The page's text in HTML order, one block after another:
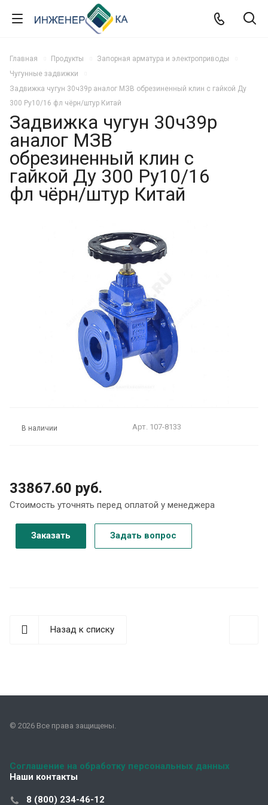
Главная Продукты
Запорная арматура и электроприводы
Чугунные задвижки
Задвижка чугун 30ч39р аналог МЗВ обрезиненный клин c гайкой Ду
300 Ру10/16 фл чёрн/штур Китай
Задвижка чугун 30ч39р
аналог МЗВ
обрезиненный клин c
гайкой Ду 300 Ру10/16
фл чёрн/штур Китай
В наличии Арт. 107-8133
33867.60 руб.
Стоимость уточнять перед оплатой у менеджера
Заказать Задать вопрос
Назад к списку
© 2026 Все права защищены.
Соглашение на обработку персональных данных
Наши контакты
8 (800) 234-46-12